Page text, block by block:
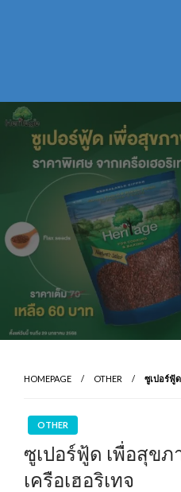
HOMEPAGE OTHER ซูเปอร์ฟู้
OTHER
ซูเปอร์ฟู้ด เพื่อสุขภ
เครือเฮอริเทจ